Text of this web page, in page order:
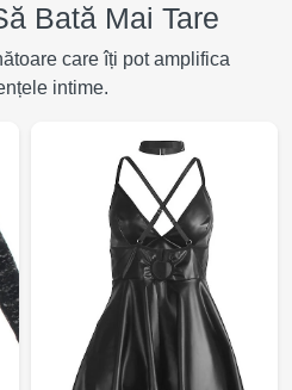
Bată Mai Tare
care îți pot amplifica
intime.